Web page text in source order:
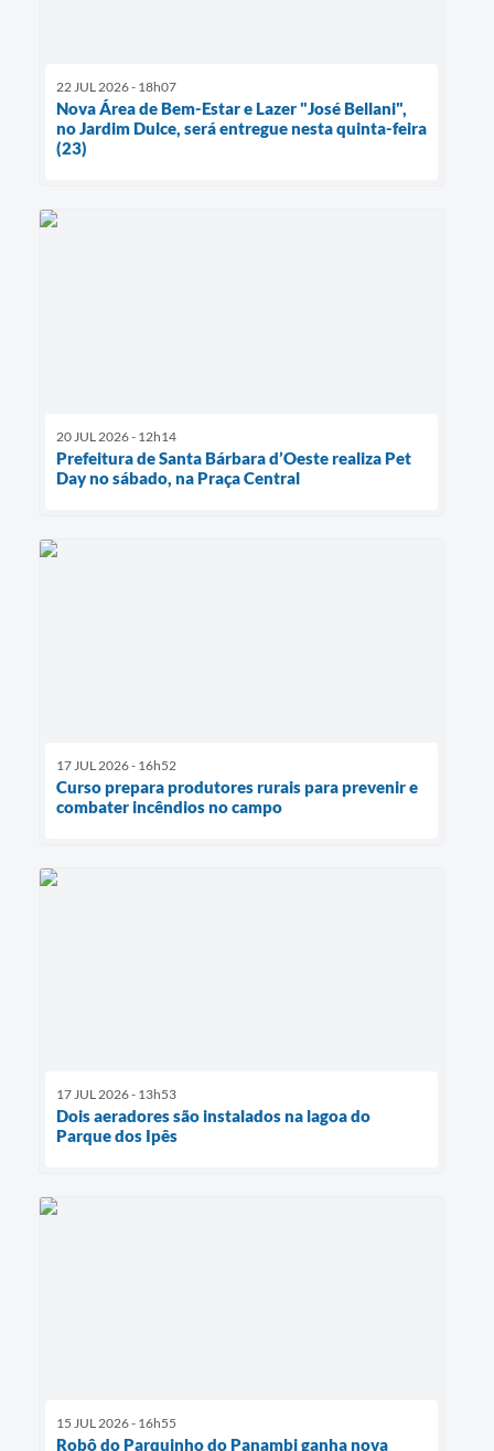
22 JUL 2026 - 18h07
Nova Área de Bem-Estar e Lazer "José Bellani",
no Jardim Dulce, será entregue nesta quinta-feira
(23)
20 JUL 2026 - 12h14
Prefeitura de Santa Bárbara d’Oeste realiza Pet
Day no sábado, na Praça Central
17 JUL 2026 - 16h52
Curso prepara produtores rurais para prevenir e
combater incêndios no campo
17 JUL 2026 - 13h53
Dois aeradores são instalados na lagoa do
Parque dos Ipês
15 JUL 2026 - 16h55
Robô do Parquinho do Panambi ganha nova